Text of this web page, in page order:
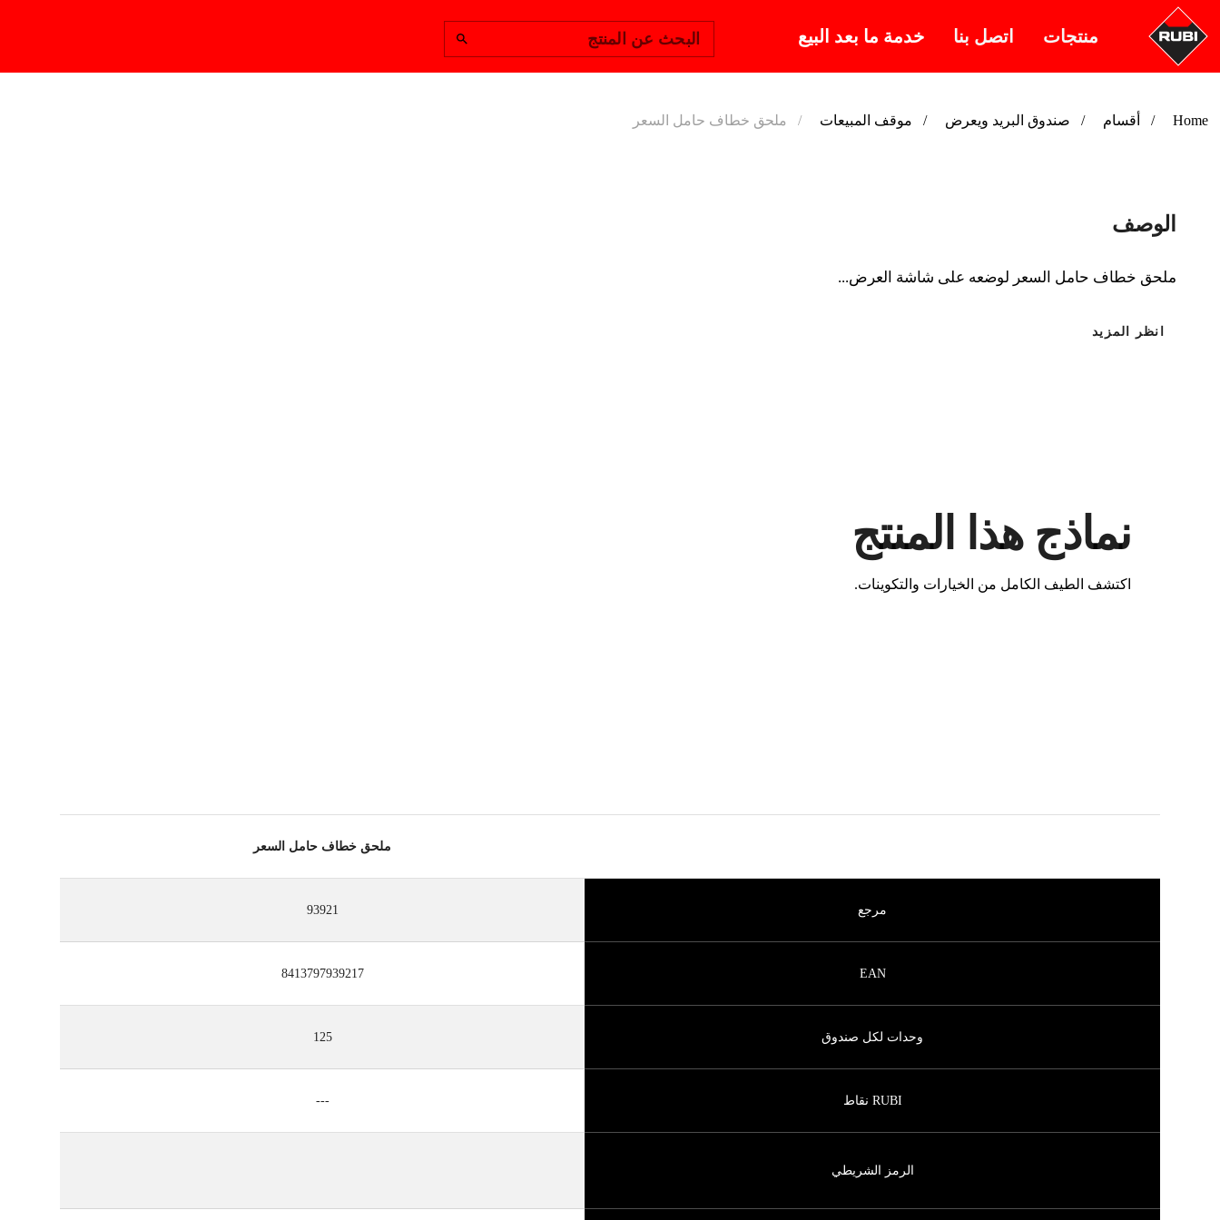
منتجات اتصل بنا خدمة ما بعد البيع البحث عن المنتج
Home أقسام صندوق البريد ويعرض موقف المبيعات ملحق خطاف حامل السعر
الوصف
ملحق خطاف حامل السعر لوضعه على شاشة العرض...
انظر المزيد
نماذج هذا المنتج
اكتشف الطيف الكامل من الخيارات والتكوينات.
ملحق خطاف حامل السعر
مرجع 93921
EAN
8413797939217
وحدات لكل صندوق 125
RUBI نقاط ---
الرمز الشريطي